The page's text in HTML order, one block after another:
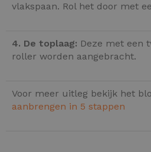
vlakspaan. Rol het door met
4. De toplaag: Deze met een
roller worden aangebracht.
Voor meer uitleg bekijk het
aanbrengen in 5 stappen